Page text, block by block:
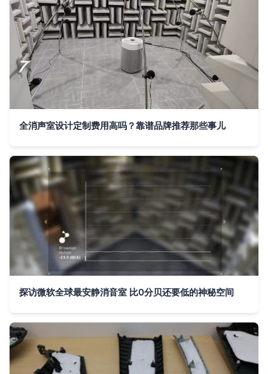
全消声室设计定制费用高吗？靠谱品牌推荐那些事儿
探访微软全球最安静消音室 比0分贝还要低的神秘空间